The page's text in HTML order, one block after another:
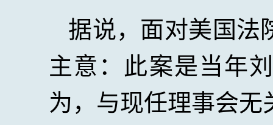
据说，面对美国法
主意：此案是当年
为，与现任理事会无